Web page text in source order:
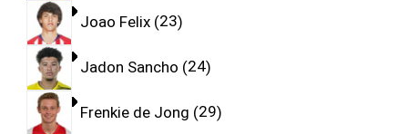
Joao Felix 23
Jadon Sancho 24
Frenkie de Jong 29